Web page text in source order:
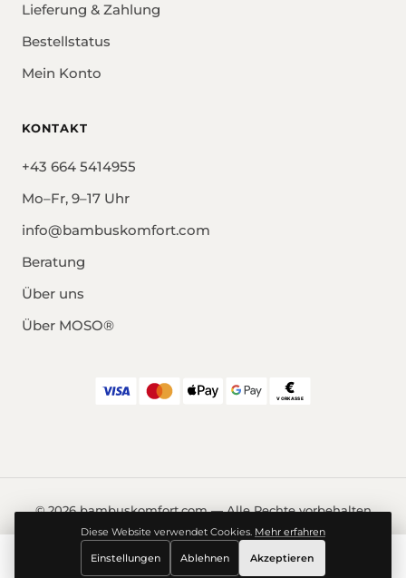
Jetzt kaufen
Lieferung & Zahlung
Bestellstatus
Mein Konto
KONTAKT
+43 664 5414955
Mo–Fr, 9–17 Uhr
info@bambuskomfort.com
Beratung
Über uns
Über MOSO®
© 2026 bambuskomfort.com — Alle Rechte vorbehalten
ImpressumDatenschutzAGBWiderrufsrecht
Diese Website verwendet Cookies. Mehr erfahren
Einstellungen Ablehnen Akzeptieren